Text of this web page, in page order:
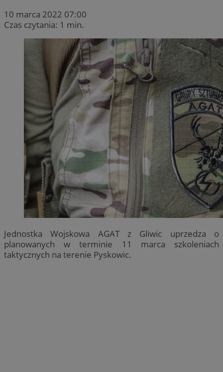
10 marca 2022 07:00
Czas czytania: 1 min.
Jednostka Wojskowa AGAT z Gliwic uprzedza o
planowanych w terminie 11 marca szkoleniach
taktycznych na terenie Pyskowic.